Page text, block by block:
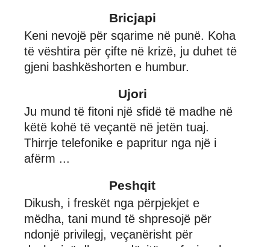
Bricjapi
Keni nevojë për sqarime në punë. Koha
të vështira për çifte në krizë, ju duhet të
gjeni bashkëshorten e humbur.
Ujori
Ju mund të fitoni një sfidë të madhe në
këtë kohë të veçantë në jetën tuaj.
Thirrje telefonike e papritur nga një i
afërm ...
Peshqit
Dikush, i freskët nga përpjekjet e
mëdha, tani mund të shpresojë për
ndonjë privilegj, veçanërisht për